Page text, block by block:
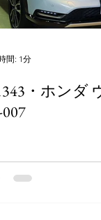
・ホンダ
間: 1分